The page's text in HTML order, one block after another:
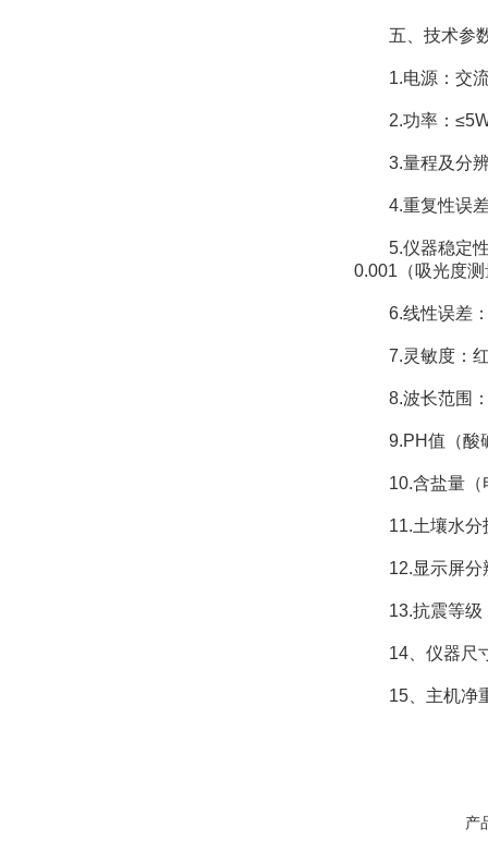
五、技术参
1.电源：交流
2.功率：
3.量程及分辨
4.重复性误差
5.仪器稳定性
0.001（吸光度
6.线性误差：
7.灵敏度：红
8.波长范围：
9.PH值（酸碱
10.含盐量（电
11.土壤水分技
12.显示屏分
13.抗震等级
14、仪器尺寸
15、主机净
产